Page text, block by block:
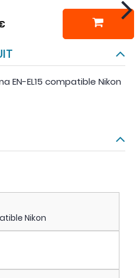
EN-EL15 compatible Nikon
Nikon